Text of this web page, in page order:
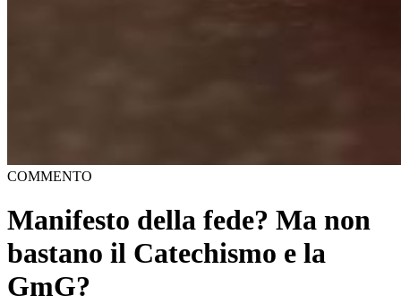
COMMENTO
Manifesto della fede? Ma non
bastano il Catechismo e la
GmG?